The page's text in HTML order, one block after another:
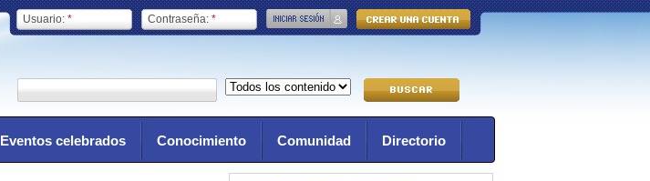
Usuario: * Contraseña: *
Eventos celebrados Conocimiento Comunidad Directorio